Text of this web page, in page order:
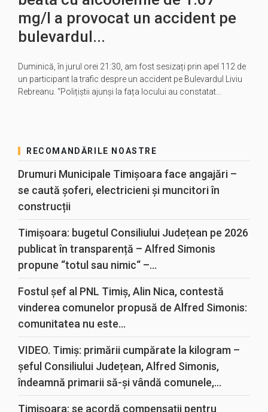
mg/l a provocat un accident pe
bulevardul...
Duminică, în jurul orei 21:30, am fost sesizați prin apel 112 de
un participant la trafic despre un accident pe Bulevardul Liviu
Rebreanu. “Polițiștii ajunși la fața locului au constatat…
RECOMANDĂRILE NOASTRE
Drumuri Municipale Timișoara face angajări –
se caută șoferi, electricieni și muncitori în
construcții
Timișoara: bugetul Consiliului Județean pe 2026
publicat în transparență – Alfred Simonis
propune “totul sau nimic“ –...
Fostul șef al PNL Timiș, Alin Nica, contestă
vinderea comunelor propusă de Alfred Simonis:
comunitatea nu este...
VIDEO. Timiș: primării cumpărate la kilogram –
șeful Consiliului Județean, Alfred Simonis,
îndeamnă primarii să-și vândă comunele,...
Timișoara: se acordă compensații pentru